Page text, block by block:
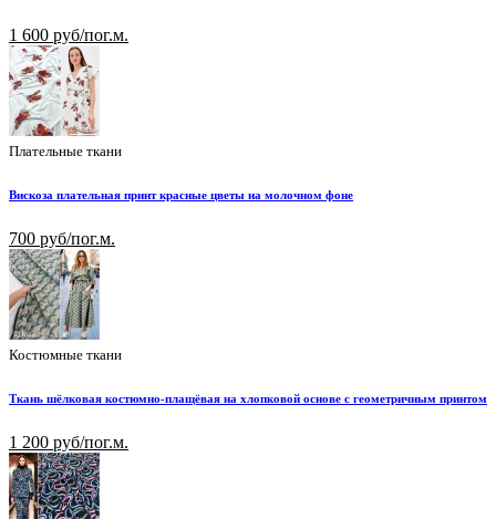
1 600 руб/пог.м.
Плательные ткани
Вискоза плательная принт красные цветы на молочном фоне
700 руб/пог.м.
Костюмные ткани
Ткань шёлковая костюмно-плащёвая на хлопковой основе с геометричным принтом
1 200 руб/пог.м.